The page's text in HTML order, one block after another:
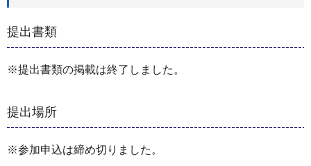
提出書類
※提出書類の掲載は終了しました。
提出場所
※参加申込は締め切りました。